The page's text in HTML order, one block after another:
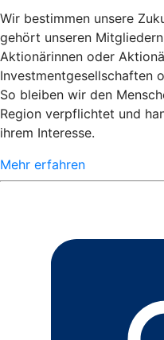
Wir bestimmen unsere
gehört unseren
Aktionärinnen oder
Investmentgesellschaften
So bleiben wir den
Region verpflichtet und
ihrem Interesse.
Mehr erfahren